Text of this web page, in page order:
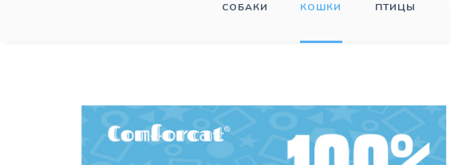
СОБАКИ КОШКИ ПТИЦЫ